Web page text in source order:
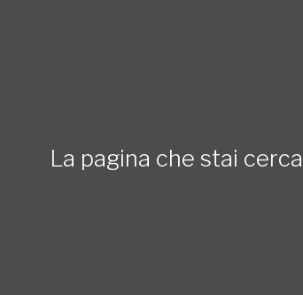
La pagina che stai